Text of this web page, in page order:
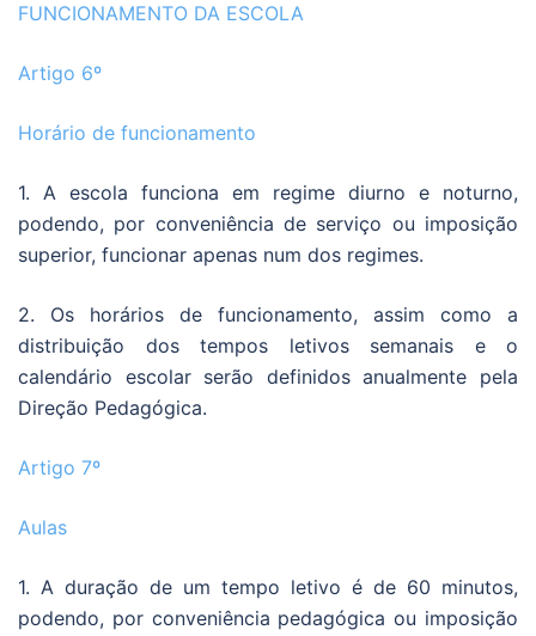
FUNCIONAMENTO DA ESCOLA
Artigo 6º
Horário de funcionamento
1. A escola funciona em regime diurno e noturno,
podendo, por conveniência de serviço ou imposição
superior, funcionar apenas num dos regimes.
2. Os horários de funcionamento, assim como a
distribuição dos tempos letivos semanais e o
calendário escolar serão definidos anualmente pela
Direção Pedagógica.
Artigo 7º
Aulas
1. A duração de um tempo letivo é de 60 minutos,
podendo, por conveniência pedagógica ou imposição